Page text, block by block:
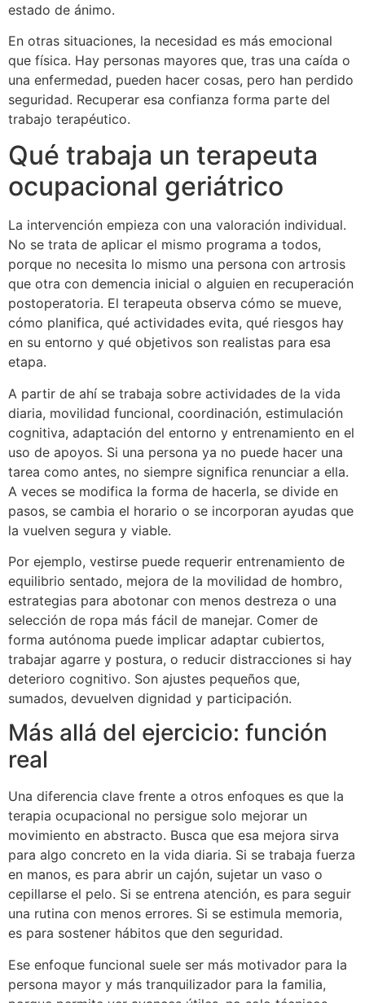
estado de ánimo.
En otras situaciones, la necesidad es más emocional
que física. Hay personas mayores que, tras una caída o
una enfermedad, pueden hacer cosas, pero han perdido
seguridad. Recuperar esa confianza forma parte del
trabajo terapéutico.
Qué trabaja un terapeuta
ocupacional geriátrico
La intervención empieza con una valoración individual.
No se trata de aplicar el mismo programa a todos,
porque no necesita lo mismo una persona con artrosis
que otra con demencia inicial o alguien en recuperación
postoperatoria. El terapeuta observa cómo se mueve,
cómo planifica, qué actividades evita, qué riesgos hay
en su entorno y qué objetivos son realistas para esa
etapa.
A partir de ahí se trabaja sobre actividades de la vida
diaria, movilidad funcional, coordinación, estimulación
cognitiva, adaptación del entorno y entrenamiento en el
uso de apoyos. Si una persona ya no puede hacer una
tarea como antes, no siempre significa renunciar a ella.
A veces se modifica la forma de hacerla, se divide en
pasos, se cambia el horario o se incorporan ayudas que
la vuelven segura y viable.
Por ejemplo, vestirse puede requerir entrenamiento de
equilibrio sentado, mejora de la movilidad de hombro,
estrategias para abotonar con menos destreza o una
selección de ropa más fácil de manejar. Comer de
forma autónoma puede implicar adaptar cubiertos,
trabajar agarre y postura, o reducir distracciones si hay
deterioro cognitivo. Son ajustes pequeños que,
sumados, devuelven dignidad y participación.
Más allá del ejercicio: función
real
Una diferencia clave frente a otros enfoques es que la
terapia ocupacional no persigue solo mejorar un
movimiento en abstracto. Busca que esa mejora sirva
para algo concreto en la vida diaria. Si se trabaja fuerza
en manos, es para abrir un cajón, sujetar un vaso o
cepillarse el pelo. Si se entrena atención, es para seguir
una rutina con menos errores. Si se estimula memoria,
es para sostener hábitos que den seguridad.
Ese enfoque funcional suele ser más motivador para la
persona mayor y más tranquilizador para la familia,